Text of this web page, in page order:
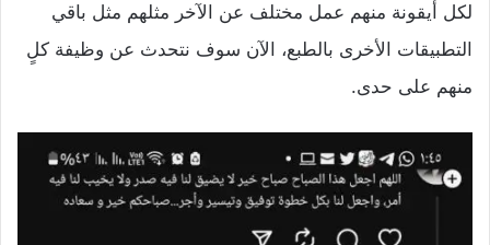
لكل أيقونة منهم عمل مختلف عن الآخر مثلهم مثل باقي
التطبيقات الأخرى بالطبع، الآن سوف نتحدث عن وظيفة كلٍ
منهم على حدى.